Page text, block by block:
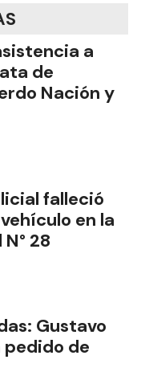
a
de
Nación y
falleció
en la
28
Gustavo
pedido de